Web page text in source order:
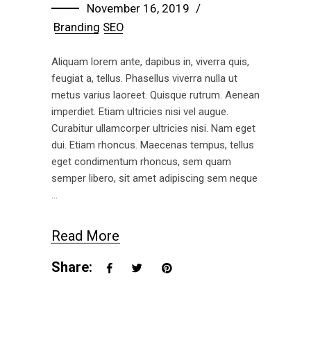
November 16, 2019
Branding SEO
Aliquam lorem ante, dapibus in, viverra quis,
feugiat a, tellus. Phasellus viverra nulla ut
metus varius laoreet. Quisque rutrum. Aenean
imperdiet. Etiam ultricies nisi vel augue.
Curabitur ullamcorper ultricies nisi. Nam eget
dui. Etiam rhoncus. Maecenas tempus, tellus
eget condimentum rhoncus, sem quam
semper libero, sit amet adipiscing sem neque
Read More
Share: